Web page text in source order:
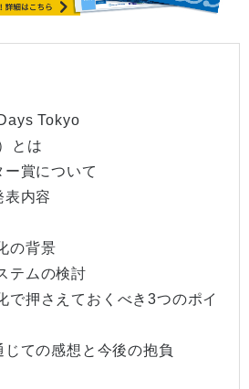
Tokyo
とは
賞について
表内容
の背景
テムの検討
で押さえておくべき3つのポイ
ての感想と今後の抱負